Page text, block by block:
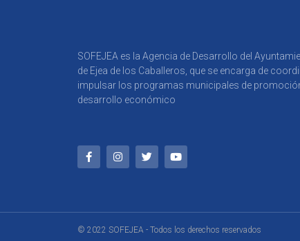
SOFEJEA es la Agencia de Desarrollo del
de Ejea de los Caballeros, que se encarga de
impulsar los programas municipales de
desarrollo económico
© 2022 SOFEJEA - Todos los derechos reservados